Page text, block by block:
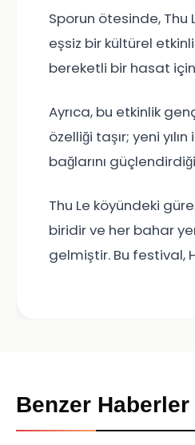
Sporun ötesinde,
eşsiz bir kültürel
bereketli bir hasat
Ayrıca, bu etkinlik
özelliği taşır; yeni
bağlarını
Thu Le köyündeki
biridir ve her bahar
gelmiştir. Bu festival,
Benzer Haberler